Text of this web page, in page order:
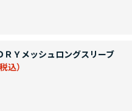
ＲＹメッシュロングスリーブ